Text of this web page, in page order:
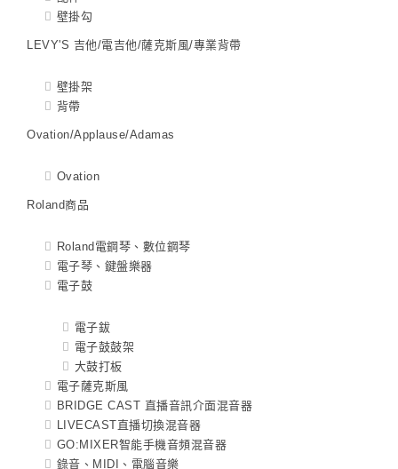
壁掛勾
LEVY'S 吉他/電吉他/薩克斯風/專業背帶
壁掛架
背帶
Ovation/Applause/Adamas
Ovation
Roland商品
Roland電鋼琴、數位鋼琴
電子琴、鍵盤樂器
電子鼓
電子鈸
電子鼓鼓架
大鼓打板
電子薩克斯風
BRIDGE CAST 直播音訊介面混音器
LIVECAST直播切換混音器
GO:MIXER智能手機音頻混音器
錄音、MIDI、電腦音樂